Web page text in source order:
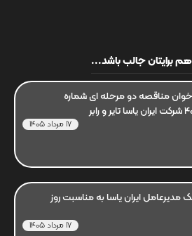
برایتان جالب باشد...
مناقصه دو مرحله ای شماره
17 مرداد 1405
مدیرعامل ایران یاسا به مناسبت روز
17 مرداد 1405